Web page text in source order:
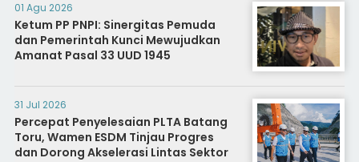
01 Agu 2026
Ketum PP PNPI: Sinergitas Pemuda
dan Pemerintah Kunci Mewujudkan
Amanat Pasal 33 UUD 1945
31 Jul 2026
Percepat Penyelesaian PLTA Batang
Toru, Wamen ESDM Tinjau Progres
dan Dorong Akselerasi Lintas Sektor